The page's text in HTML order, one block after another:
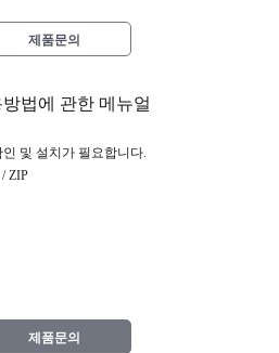
제품문의
법에 관한 메뉴얼
및 설치가 필요합니다.
ZIP
제품문의